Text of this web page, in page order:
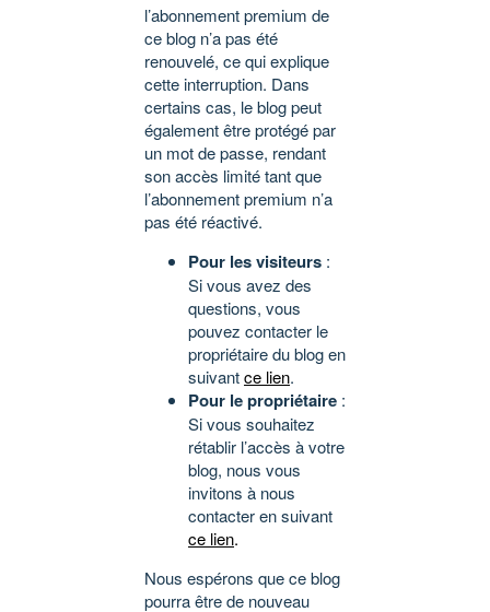
l’abonnement premium de
ce blog n’a pas été
renouvelé, ce qui explique
cette interruption. Dans
certains cas, le blog peut
également être protégé par
un mot de passe, rendant
son accès limité tant que
l’abonnement premium n’a
pas été réactivé.
Pour les visiteurs :
Si vous avez des
questions, vous
pouvez contacter le
propriétaire du blog en
suivantce lien.
Pour le propriétaire :
Si vous souhaitez
rétablir l’accès à votre
blog, nous vous
invitons à nous
contacter en suivant
ce lien.
Nous espérons que ce blog
pourra être de nouveau